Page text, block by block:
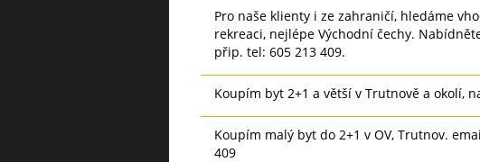
Pro naše klienty i ze zahraničí, hledáme
rekreaci, nejlépe Východní čechy.
přip. tel: 605 213 409.
Koupím byt 2+1 a větší v Trutnově a okolí,
Koupím malý byt do 2+1 v OV, Trutnov.
409